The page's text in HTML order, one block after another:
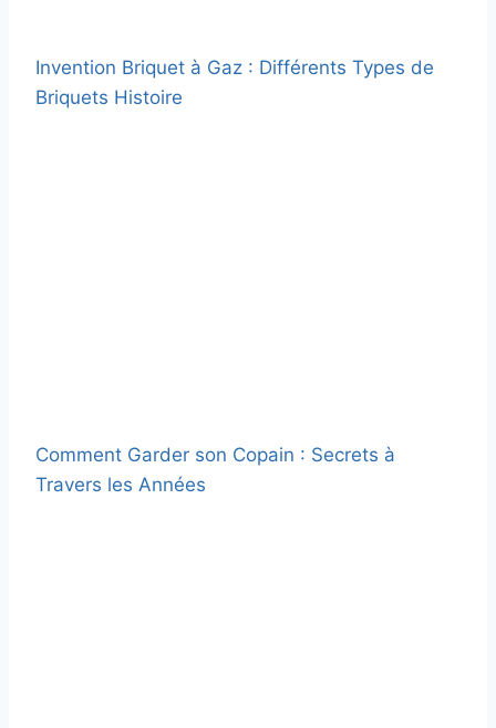
Invention Briquet à Gaz : Différents Types de
Briquets Histoire
Comment Garder son Copain : Secrets à
Travers les Années